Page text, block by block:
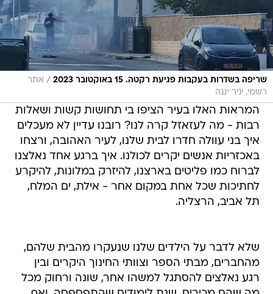
שריפה בשדרות בעקבות פגיעת רקטה. 15 באוקטובר 2023 / אתר
רשמי, יניר יגנה
המראות האלו בעיר הציפו בי תחושות קשות ושאלות
רבות - מה לעזאזל קרה לנו? רובנו עדיין לא מעכלים
איך בני עוולה חדרו לבית שלנו, לעיר האהובה, ורצחו
באכזריות אנשים יקרים לכולנו. איך ברגע אחד נאלצנו
לברוח כמו פליטים בארצנו, להיזרק במלונות, להיקרע
לחתיכות שכל אחת במקום אחר - אילת, ים המלח,
תל אביב, הרצליה.
שלא לדבר על הילדים שלנו שנעקרו מהבית שלהם,
מהחברים, מבתי הספר וצוותי החינוך היקרים ובין
רגע נאלצים להסתגל למשהו אחר, שונה ורחוק מכל